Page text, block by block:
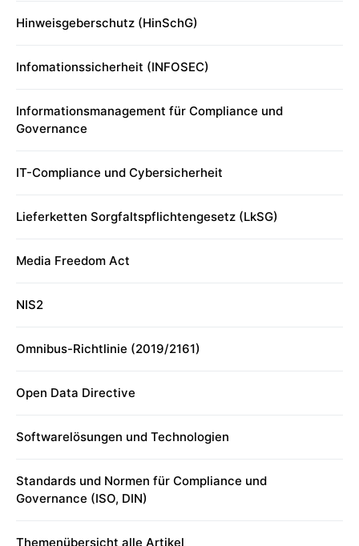
Hinweisgeberschutz (HinSchG)
Infomationssicherheit (INFOSEC)
Informationsmanagement für Compliance und
Governance
IT-Compliance und Cybersicherheit
Lieferketten Sorgfaltspflichtengesetz (LkSG)
Media Freedom Act
NIS2
Omnibus-Richtlinie (2019/2161)
Open Data Directive
Softwarelösungen und Technologien
Standards und Normen für Compliance und
Governance (ISO, DIN)
Themenübersicht alle Artikel